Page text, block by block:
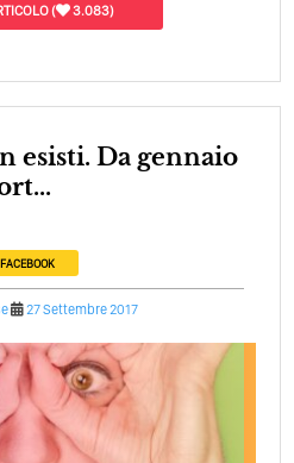
( 3.083)
FACEBOOK
27 Settembre 2017